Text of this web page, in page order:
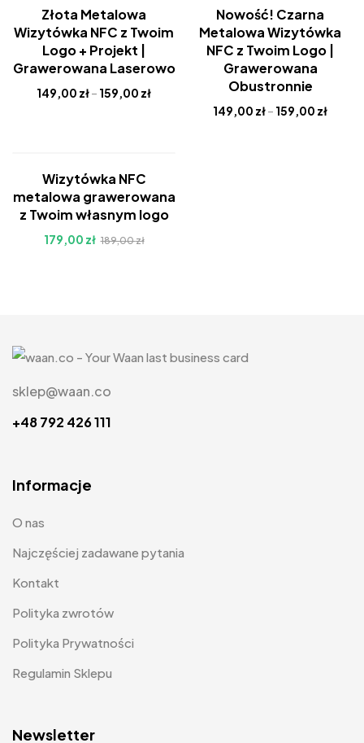
Nowość
Hot
Złota Metalowa
Wizytówka NFC z Twoim
Logo + Projekt |
Grawerowana Laserowo
149,00 zł– 159,00 zł
Nowość
Hot
Nowość! Czarna
Metalowa Wizytówka
NFC z Twoim Logo |
Grawerowana
Obustronnie
149,00 zł– 159,00 zł
Nowość
Hot
Wizytówka NFC
metalowa grawerowana
z Twoim własnym logo
179,00 zł 189,00zł
sklep@waan.co
+48 792 426 111
Informacje
O nas
Najczęściej zadawane pytania
Kontakt
Polityka zwrotów
Polityka Prywatności
Regulamin Sklepu
Newsletter